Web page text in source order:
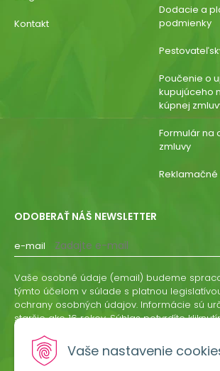
Vaše nastavenie
Kontakt
Dodacie a
podmienky
Poučenie o
kupujúceho
kúpnej
Formulár na
zmluvy
ODOBERAŤ NÁŠ NEWSLETTER
e-mail
Vaše osobné údaje (email) budeme
týmto účelom v súlade s platnou
ochrany osobných údajov. Informácie sú
staršie ako 16 rokov. Súhlas potvrdíte
odvolať písomne, emailom alebo kliknutím
ktoréhokoľvek informačného emailu.